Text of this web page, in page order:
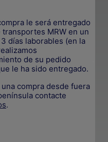
le será entregado
MRW en un
días laborables (en la
de su pedido
le ha sido entregado.
una compra desde fuera
contacte
.